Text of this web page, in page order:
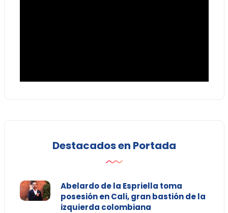
Destacados en Portada
Abelardo de la Espriella toma
posesión en Cali, gran bastión de la
izquierda colombiana